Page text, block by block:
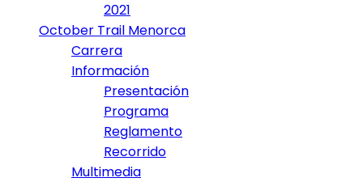
2021
October Trail Menorca
Carrera
Información
Presentación
Programa
Reglamento
Recorrido
Multimedia